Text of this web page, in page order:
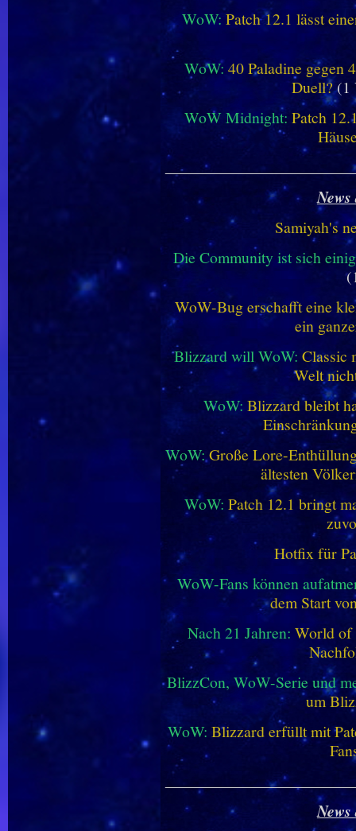
WoW: Patch 12.1 lässt
WoW:40 Paladine gegen
Duell?(1
WoW Midnight: Patch
Samiyah's
Die Community ist sich
WoW-Bug erschafft eine
ein
Blizzard will WoW: Classic
Welt
WoW: Blizzard bleibt
WoW:Große Lore-
ältesten
WoW: Patch 12.1 bringt
Hotfix für
WoW-Fans können
dem Start
Nach 21 Jahren: World of
BlizzCon, WoW-Serie und
um
WoW: Blizzard erfüllt mit